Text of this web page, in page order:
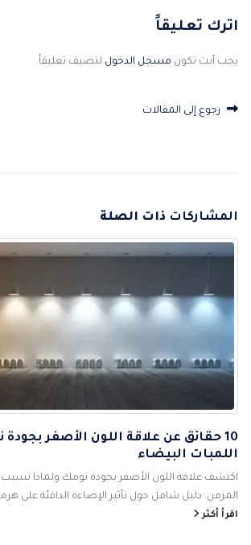
اترك تعليقاً
يجب أنت تكون مسجل الدخول لتضيف تعليقاً.
رجوع إلى المقالات
المشاركات ذات الصلة
10 حقائق عن علاقة اللون الأصفر
اللمبات البيضاء
اكتشف علاقة اللون الأصفر بجودة نومك ولماذا تسبب
المزمن. دليل شامل حول تأثير الإضاءة الدافئة على
اقرأ أكثر